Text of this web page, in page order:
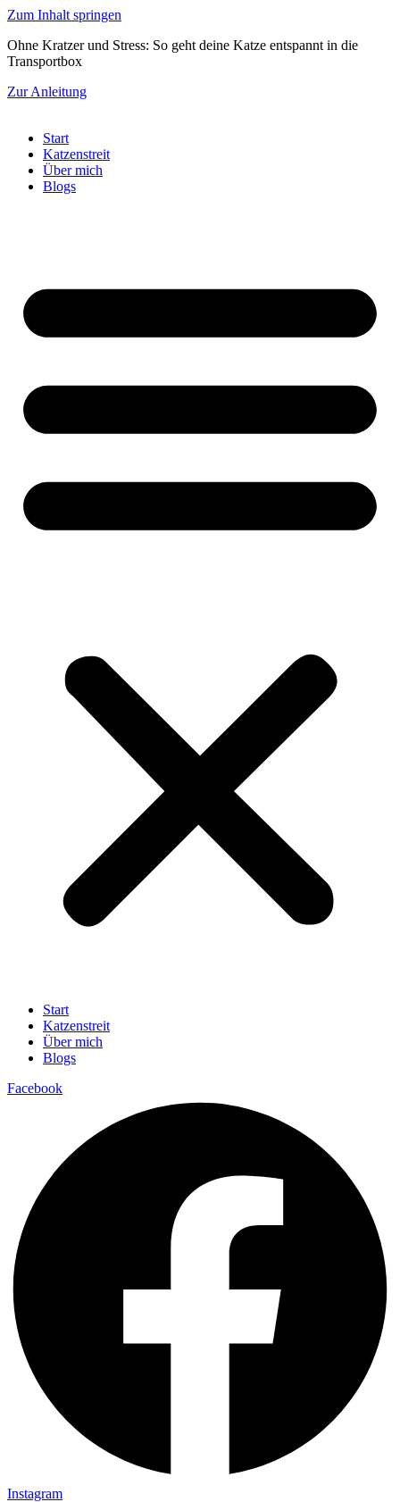
Zum Inhalt springen
Ohne Kratzer und Stress: So geht deine Katze entspannt in die
Transportbox
Zur Anleitung
Start
Katzenstreit
Über mich
Blogs
Start
Katzenstreit
Über mich
Blogs
Facebook
Instagram